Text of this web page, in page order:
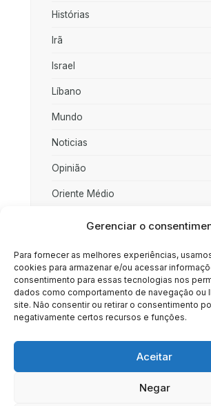
Gerenciar o
Para fornecer as melhores experiências,
cookies para armazenar e/ou acessar
consentimento para essas tecnologias nos
dados como comportamento de navegação ou
site. Não consentir ou retirar o consentimento
negativamente certos recursos e funções.
Aceitar
Negar
Histórias
Irã
Israel
Líbano
Mundo
Noticias
Opinião
Oriente Médio
Rússia
Sociedade
Uncategorized